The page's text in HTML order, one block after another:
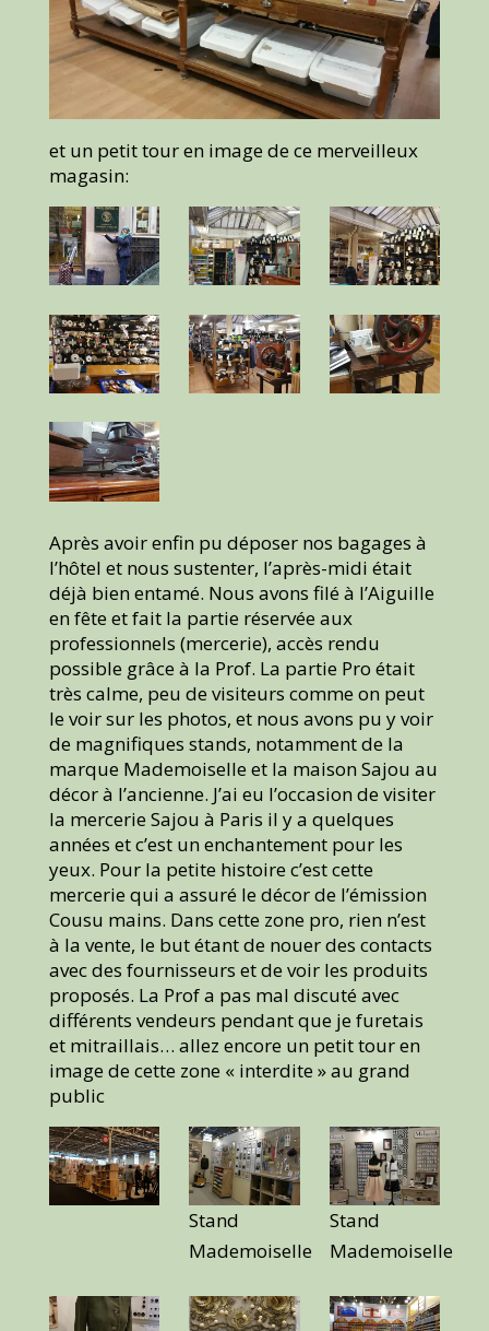
et un petit tour en image de ce merveilleux
magasin:
Après avoir enfin pu déposer nos bagages à
l’hôtel et nous sustenter, l’après-midi était
déjà bien entamé. Nous avons filé à l’Aiguille
en fête et fait la partie réservée aux
professionnels (mercerie), accès rendu
possible grâce à la Prof. La partie Pro était
très calme, peu de visiteurs comme on peut
le voir sur les photos, et nous avons pu y voir
de magnifiques stands, notamment de la
marque Mademoiselle et la maison Sajou au
décor à l’ancienne. J’ai eu l’occasion de visiter
la mercerie Sajou à Paris il y a quelques
années et c’est un enchantement pour les
yeux. Pour la petite histoire c’est cette
mercerie qui a assuré le décor de l’émission
Cousu mains. Dans cette zone pro, rien n’est
à la vente, le but étant de nouer des contacts
avec des fournisseurs et de voir les produits
proposés. La Prof a pas mal discuté avec
différents vendeurs pendant que je furetais
et mitraillais… allez encore un petit tour en
image de cette zone « interdite » au grand
public
Stand
Mademoiselle
Stand
Mademoiselle